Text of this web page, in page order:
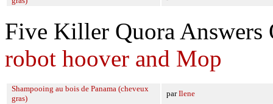
Five Killer Quora
robot hoover and Mop
Shampooing au bois de Panama (cheveux
gras)
parIlene